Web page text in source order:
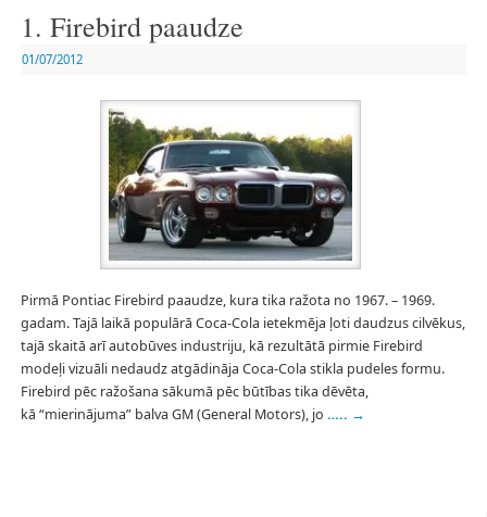
1. Firebird paaudze
01/07/2012
Pirmā Pontiac Firebird paaudze, kura tika ražota no 1967. – 1969.
gadam. Tajā laikā populārā Coca-Cola ietekmēja ļoti daudzus cilvēkus,
tajā skaitā arī autobūves industriju, kā rezultātā pirmie Firebird
modeļi vizuāli nedaudz atgādināja Coca-Cola stikla pudeles formu.
Firebird pēc ražošana sākumā pēc būtības tika dēvēta,
kā “mierinājuma” balva GM (General Motors), jo ….. →